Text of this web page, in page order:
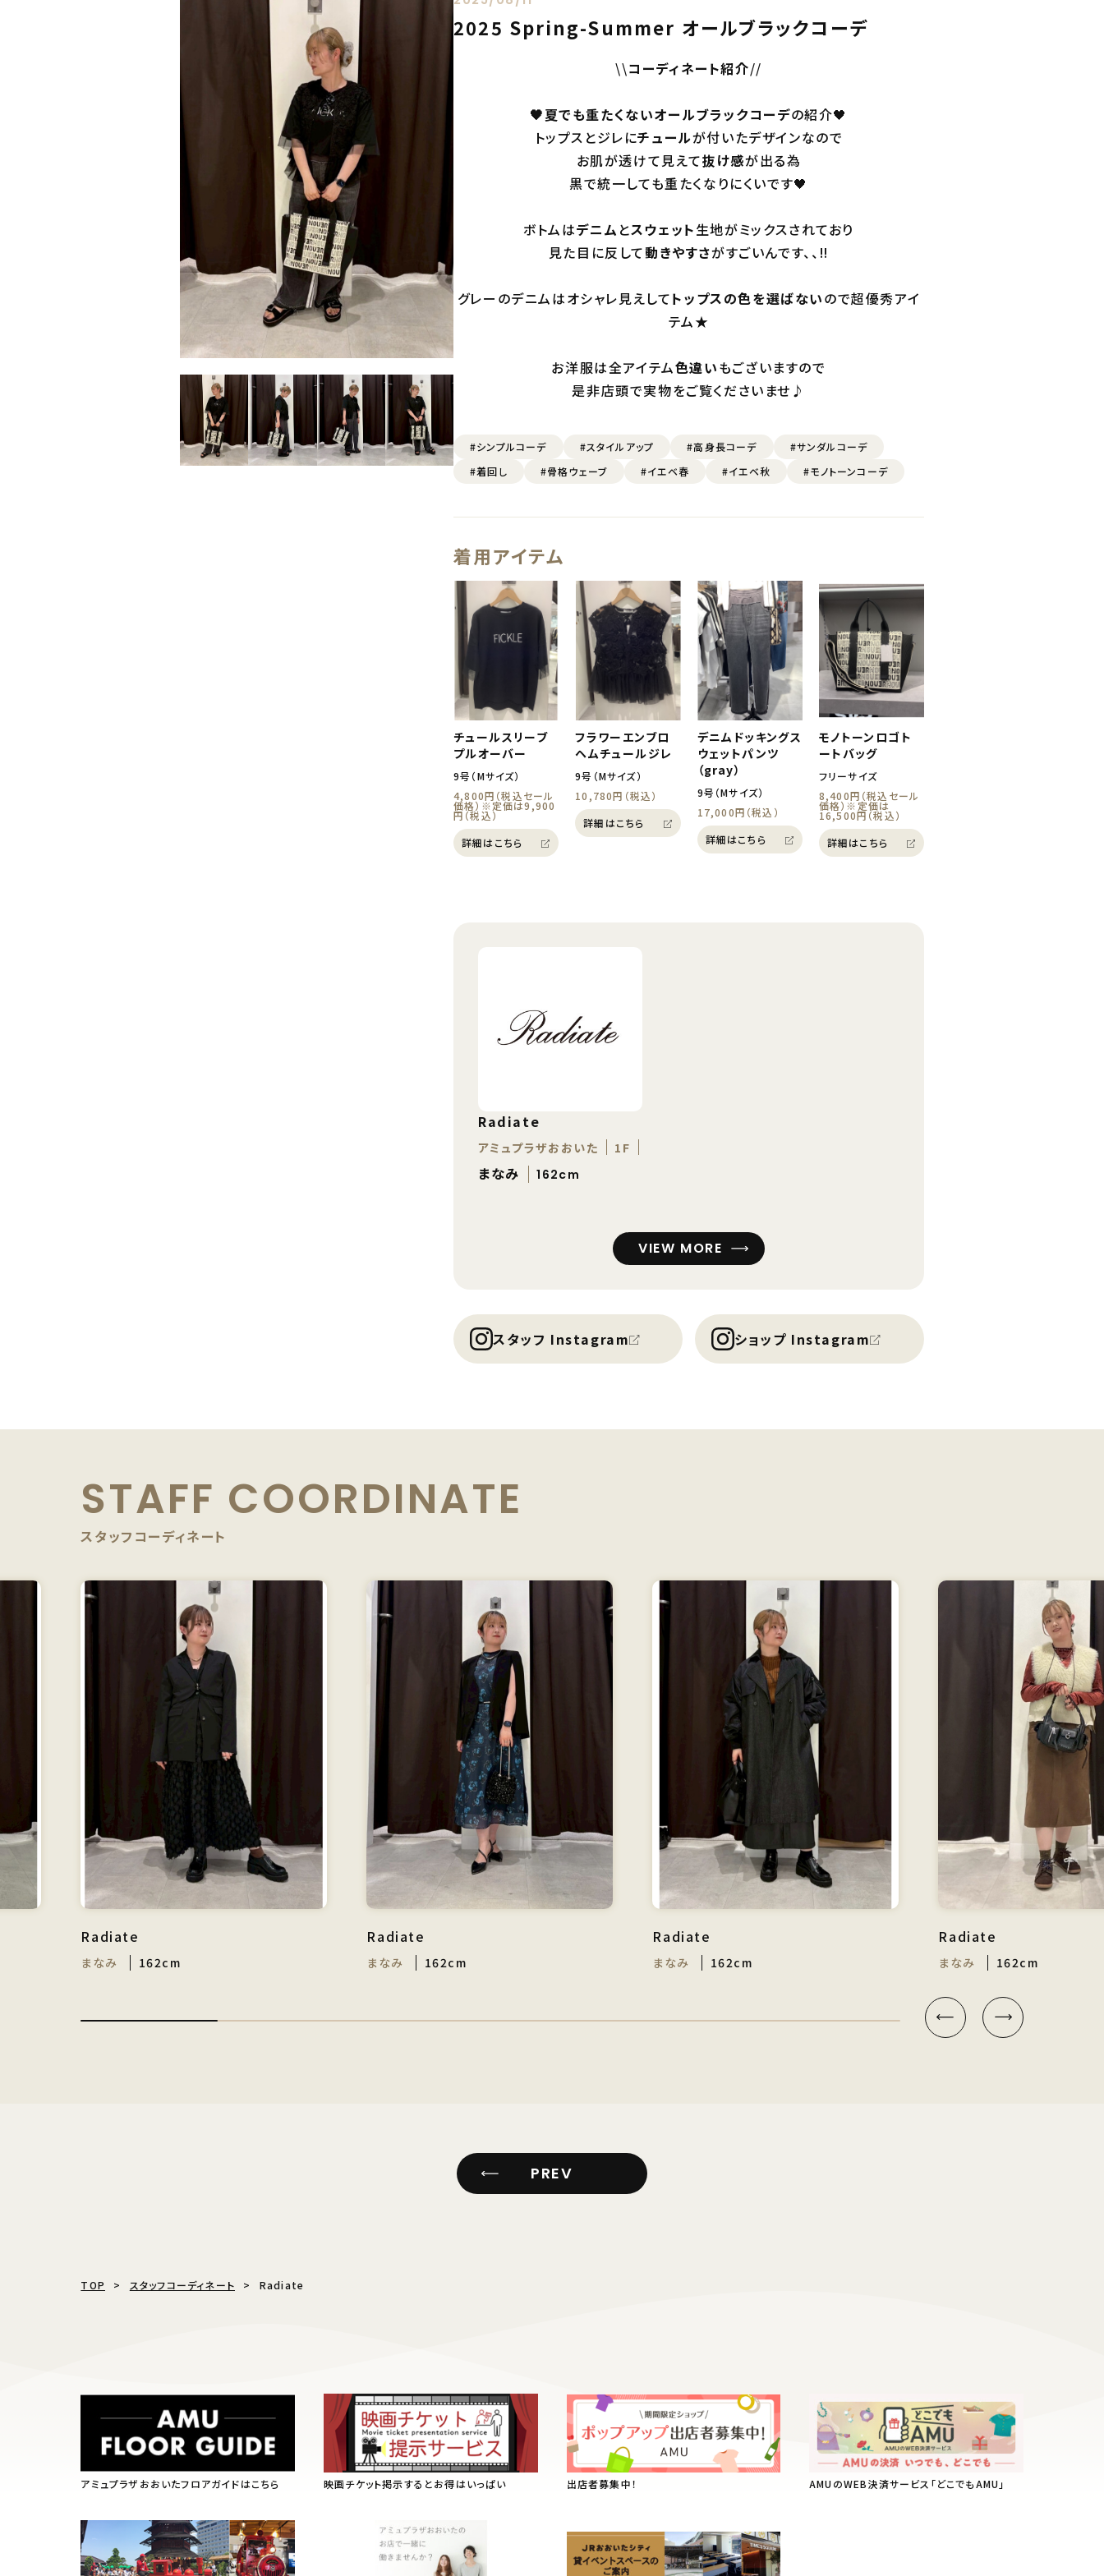
2025 Spring-Summer オールブラックコーデ
\\コーディネート紹介//
🖤夏でも重たくないオールブラックコーデの紹介🖤
トップスとジレにチュールが付いたデザインなので
お肌が透けて見えて抜け感が出る為
黒で統一しても重たくなりにくいです🖤
ボトムはデニム とスウェット生地がミックスされており
見た目に反して動きやすさがすごいんです、、‼︎
グレーのデニムはオシャレ見えしてトップスの色を選ばないので超優秀アイ
テム★
お洋服は全アイテム色違いもございますので
是非店頭で実物をご覧くださいませ♪
#シンプルコーデ #スタイルアップ #高身長コーデ
#サンダルコーデ
#着回し
#骨格ウェーブ #イエベ春 #イエベ秋 #モノトーンコーデ
着用アイテム
チュールスリーブ
プルオーバー
9号（Mサイズ）
4,800円（税込セール
価格）※定価は9,900
円（税込）
詳細はこちら
フラワーエンブロ
ヘムチュールジレ
9号（Mサイズ）
10,780円（税込）
詳細はこちら
デニムドッキングス
ウェットパンツ
（gray）
9号（Mサイズ）
17,000円（税込）
詳細はこちら
モノトーンロゴト
ートバッグ
フリーサイズ
8,400円（税込セール
価格）※定価は
16,500円（税込）
詳細はこちら
Radiate
アミュプラザおおいた 1F
まなみ 162cm
VIEW MORE
スタッフ Instagram ショップ Instagram
STAFF COORDINATE
スタッフコーディネート
Radiate
まなみ 162cm
Radiate
まなみ 162cm
Radiate
まなみ 162cm
Radiate
まなみ 162cm
PREV
TOP スタッフコーディネート Radiate
アミュプラザおおいたフロアガイドはこちら 映画チケット掲示するとお得はいっぱい 出店者募集中！ AMUのWEB決済サービス「どこでもAMU」